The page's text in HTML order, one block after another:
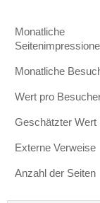
Monatliche
Monatliche
Wert pro
Geschätzter Wert
Externe Verweise
Anzahl der Seiten